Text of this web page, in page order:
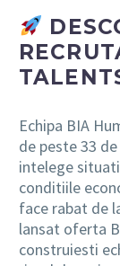
Echipa BIA
de peste 33
intelege
conditiile
face rabat de
lansat oferta
construiesti